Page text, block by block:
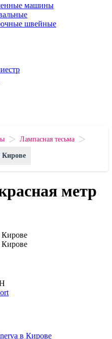
машины
швейные
> Лампасная тесьма >
Кирове
метр